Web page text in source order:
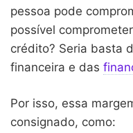
pessoa pode
possível
crédito? Seria basta
financeira e das
Por isso, essa
consignado, como: